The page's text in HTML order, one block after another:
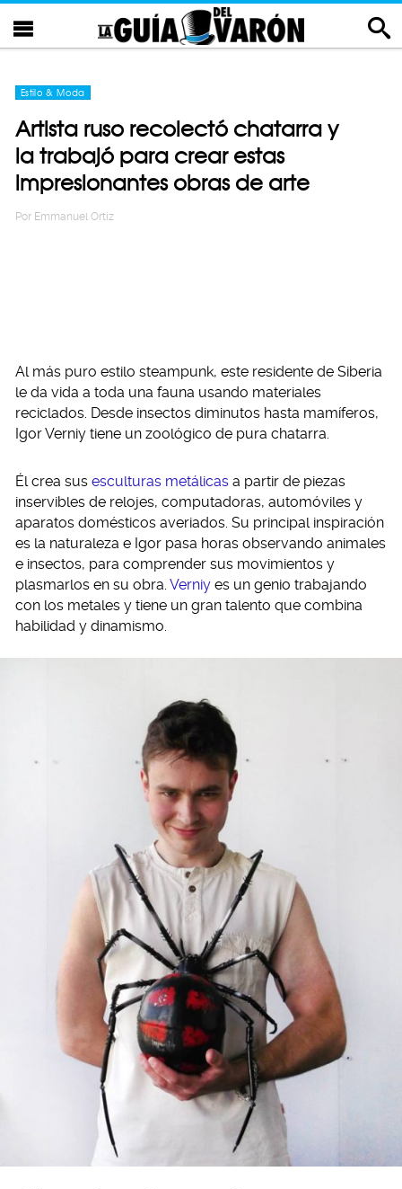
Estilo & Moda
Artista ruso recolectó chatarra y
la trabajó para crear estas
impresionantes obras de arte
Por Emmanuel Ortiz
Al más puro estilo steampunk, este residente de Siberia
le da vida a toda una fauna usando materiales
reciclados. Desde insectos diminutos hasta mamíferos,
Igor Verniy tiene un zoológico de pura chatarra.
Él crea sus esculturas metálicas a partir de piezas
inservibles de relojes, computadoras, automóviles y
aparatos domésticos averiados. Su principal inspiración
es la naturaleza e Igor pasa horas observando animales
e insectos, para comprender sus movimientos y
plasmarlos en su obra. Verniy es un genio trabajando
con los metales y tiene un gran talento que combina
habilidad y dinamismo.